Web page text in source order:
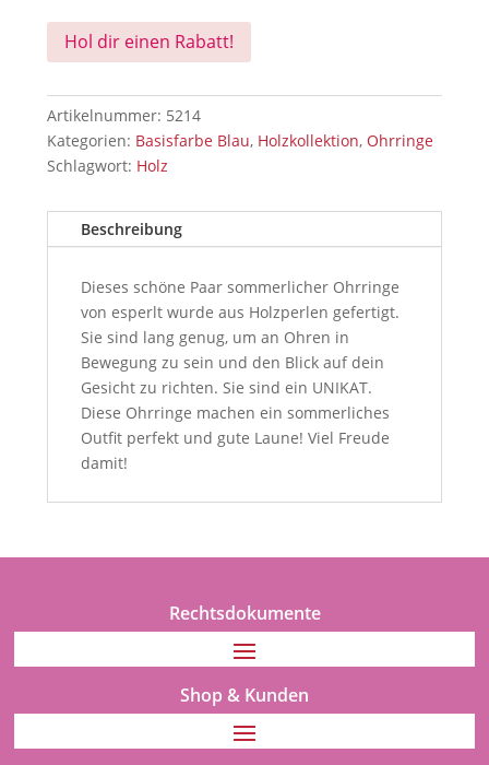
Hol dir einen Rabatt!
Artikelnummer: 5214
Kategorien: Basisfarbe Blau, Holzkollektion, Ohrringe
Schlagwort: Holz
Beschreibung
Dieses schöne Paar sommerlicher Ohrringe
von esperlt wurde aus Holzperlen gefertigt.
Sie sind lang genug, um an Ohren in
Bewegung zu sein und den Blick auf dein
Gesicht zu richten. Sie sind ein UNIKAT.
Diese Ohrringe machen ein sommerliches
Outfit perfekt und gute Laune! Viel Freude
damit!
Rechtsdokumente
Shop & Kunden